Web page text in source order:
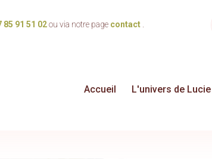
e-commerce
85 91 51 02ou via notre page contact .
Accueil L'univers de Lucie